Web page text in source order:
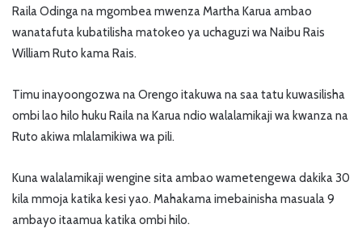
Raila Odinga na mgombea mwenza Martha Karua ambao
wanatafuta kubatilisha matokeo ya uchaguzi wa Naibu Rais
William Ruto kama Rais.
Timu inayoongozwa na Orengo itakuwa na saa tatu kuwasilisha
ombi lao hilo huku Raila na Karua ndio walalamikaji wa kwanza na
Ruto akiwa mlalamikiwa wa pili.
Kuna walalamikaji wengine sita ambao wametengewa dakika 30
kila mmoja katika kesi yao. Mahakama imebainisha masuala 9
ambayo itaamua katika ombi hilo.